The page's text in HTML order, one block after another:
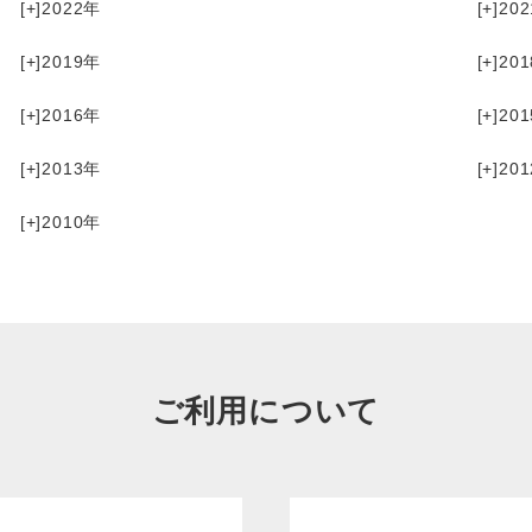
[+]2022 [+]
[+]2019 [+]
[+]2016 [+]
[+]2013 [+]
[+]2010
ご利用について